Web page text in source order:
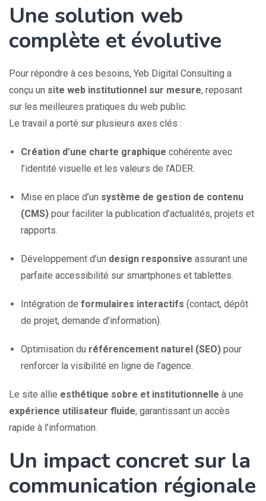
Une solution web
complète et évolutive
Pour répondre à ces besoins, Yeb Digital Consulting a
conçu un site web institutionnel sur mesure, reposant
sur les meilleures pratiques du web public.
Le travail a porté sur plusieurs axes clés :
Création d’une charte graphique cohérente avec
l’identité visuelle et les valeurs de l’ADER.
Mise en place d’un système de gestion de contenu
(CMS) pour faciliter la publication d’actualités, projets et
rapports.
Développement d’un design responsive assurant une
parfaite accessibilité sur smartphones et tablettes.
Intégration de formulaires interactifs (contact, dépôt
de projet, demande d’information).
Optimisation du référencement naturel (SEO) pour
renforcer la visibilité en ligne de l’agence.
Le site allie esthétique sobre et institutionnelle à une
expérience utilisateur fluide, garantissant un accès
rapide à l’information.
Un impact concret sur la
communication régionale